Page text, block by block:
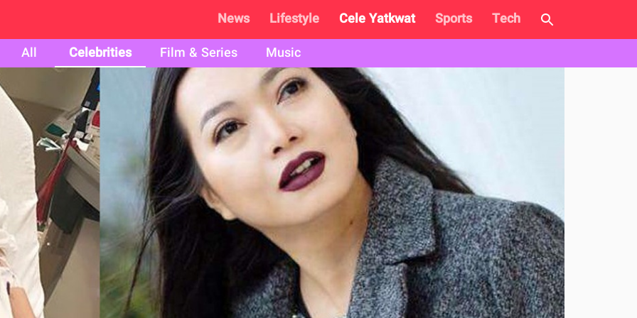
News Lifestyle Cele Yatkwat Sports
Tech
All
Celebrities Film & Series Music